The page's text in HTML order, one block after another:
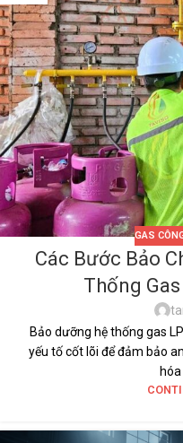
GAS
Các Bước Bảo
Thống
Bảo dưỡng hệ thống gas
yếu tố cốt lõi để đảm bảo
hóa